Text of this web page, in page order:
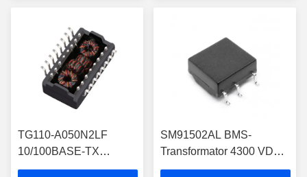
TG110-A050N2LF
10/100BASE-TX
Automotive-Ethernet-
SM91502AL BMS-
Transformator 4300 VDC
Hi-Pot AEC-Q200-konform